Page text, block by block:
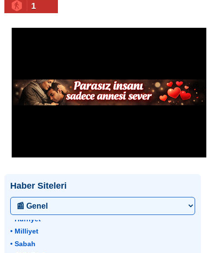
1
Haber Siteleri
• Hürriyet
• Milliyet
• Sabah